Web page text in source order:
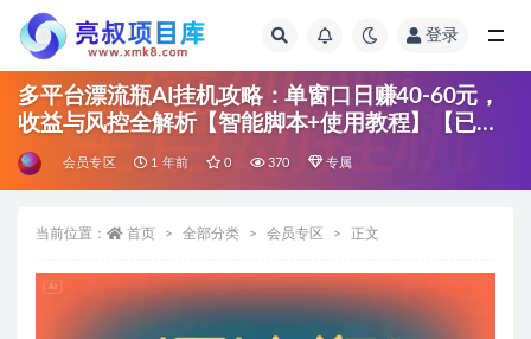
登录
多平台漂流瓶AI挂机攻略：单窗口日赚40-60元，
收益与风控全解析【智能脚本+使用教程】【已破
解】
会员专区 1 年前 0 370 专属
当前位置： 首页 全部分类 会员专区 正文